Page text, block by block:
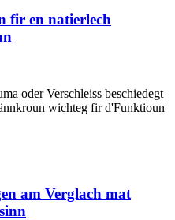
fir en natierlech
oder Verschleiss beschiedegt
wichteg fir d'Funktioun
am Verglach mat